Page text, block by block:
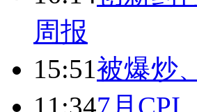
周报
15:51被爆炒